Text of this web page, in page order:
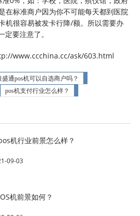
在标准商户因为你不可能每天都到医院
机很容易被发卡行降/额。所以需要办
要注意了。
www.ccchina.cc/ask/603.html
盛通pos机可以自选商户吗？
pos机支付行业怎么样？
机行业前景怎么样？
09-03
机前景如何？